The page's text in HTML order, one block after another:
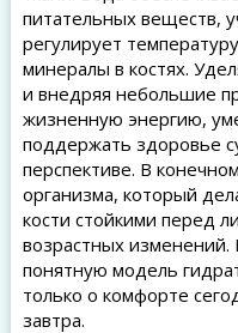
питательных веществ,
регулирует
минералы в костях.
и внедряя небольшие
жизненную энергию,
поддержать здоровье
перспективе. В
организма, который
кости стойкими перед
возрастных изменений.
понятную модель
только о комфорте
завтра.